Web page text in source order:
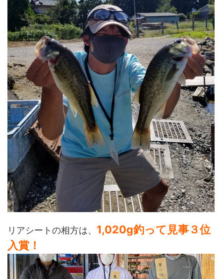
リアシートの相方は、 1,020g釣って見事３位
入賞！